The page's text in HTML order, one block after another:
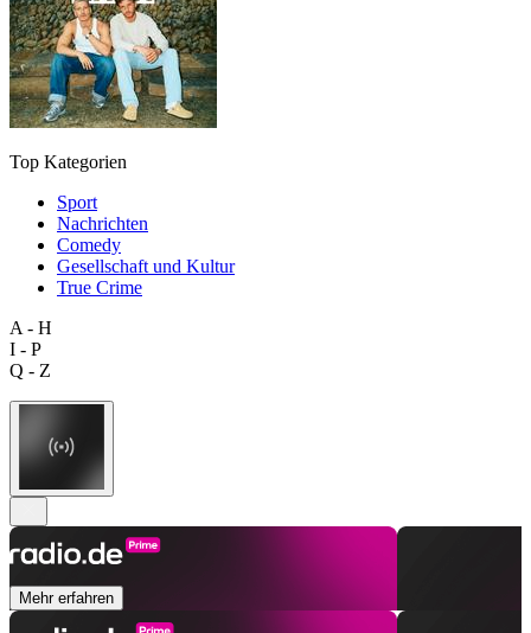
Top Kategorien
Sport
Nachrichten
Comedy
Gesellschaft und Kultur
True Crime
A - H
I - P
Q - Z
Mehr erfahren